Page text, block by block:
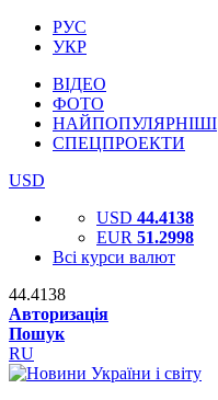
РУС
УКР
ВІДЕО
ФОТО
НАЙПОПУЛЯРНІШІ
СПЕЦПРОЕКТИ
USD
USD 44.4138
EUR 51.2998
Всі курси валют
44.4138
Авторизація
Пошук
RU